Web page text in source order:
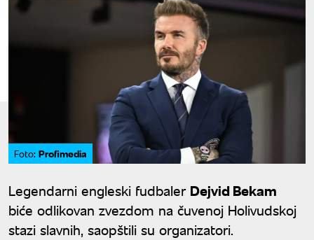
Foto: Profimedia
Legendarni engleski fudbaler Dejvid Bekam
biće odlikovan zvezdom na čuvenoj Holivudskoj
stazi slavnih, saopštili su organizatori.